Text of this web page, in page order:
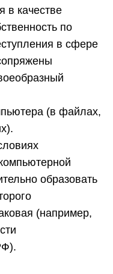
в качестве
по
в сфере
(в файлах,
образовать
(например,